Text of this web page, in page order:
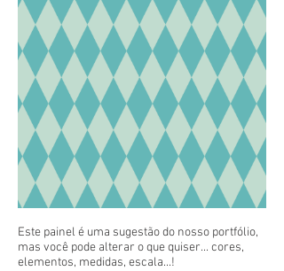
Este painel é uma sugestão do nosso portfólio,
mas você pode alterar o que quiser... cores,
elementos, medidas, escala...!